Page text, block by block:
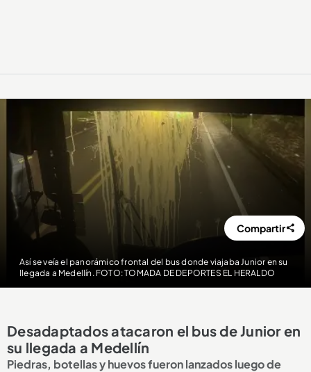
Así se veía el panorámico frontal del bus donde viajaba Junior en su
llegada a Medellín. FOTO: TOMADA DE DEPORTES EL HERALDO
Compartir
Desadaptados atacaron el bus de Junior en
su llegada a Medellín
Piedras, botellas y huevos fueron lanzados luego de